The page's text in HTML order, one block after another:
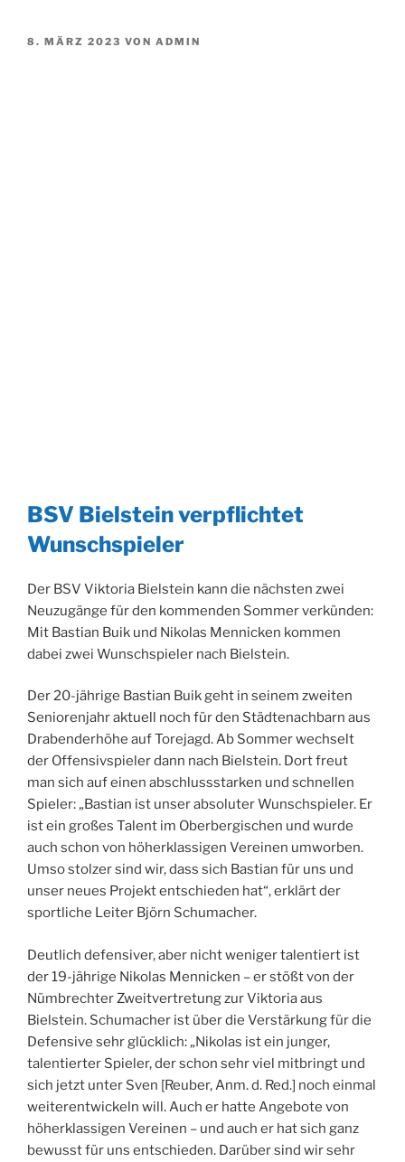
VERÖFFENTLICHT
8. MÄRZ 2023 VON ADMIN
BSV Bielstein verpflichtet
Wunschspieler
Der BSV Viktoria Bielstein kann die nächsten zwei
Neuzugänge für den kommenden Sommer verkünden:
Mit Bastian Buik und Nikolas Mennicken kommen
dabei zwei Wunschspieler nach Bielstein.
Der 20-jährige Bastian Buik geht in seinem zweiten
Seniorenjahr aktuell noch für den Städtenachbarn aus
Drabenderhöhe auf Torejagd. Ab Sommer wechselt
der Offensivspieler dann nach Bielstein. Dort freut
man sich auf einen abschlussstarken und schnellen
Spieler: „Bastian ist unser absoluter Wunschspieler. Er
ist ein großes Talent im Oberbergischen und wurde
auch schon von höherklassigen Vereinen umworben.
Umso stolzer sind wir, dass sich Bastian für uns und
unser neues Projekt entschieden hat“, erklärt der
sportliche Leiter Björn Schumacher.
Deutlich defensiver, aber nicht weniger talentiert ist
der 19-jährige Nikolas Mennicken – er stößt von der
Nümbrechter Zweitvertretung zur Viktoria aus
Bielstein. Schumacher ist über die Verstärkung für die
Defensive sehr glücklich: „Nikolas ist ein junger,
talentierter Spieler, der schon sehr viel mitbringt und
sich jetzt unter Sven [Reuber, Anm. d. Red.] noch einmal
weiterentwickeln will. Auch er hatte Angebote von
höherklassigen Vereinen – und auch er hat sich ganz
bewusst für uns entschieden. Darüber sind wir sehr